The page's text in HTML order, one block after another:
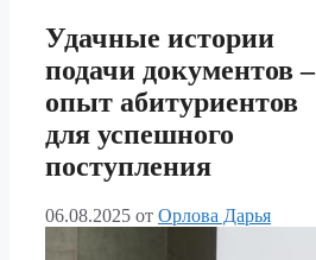
Удачные истории
подачи документов –
опыт абитуриентов
для успешного
поступления
06.08.2025 от Орлова Дарья